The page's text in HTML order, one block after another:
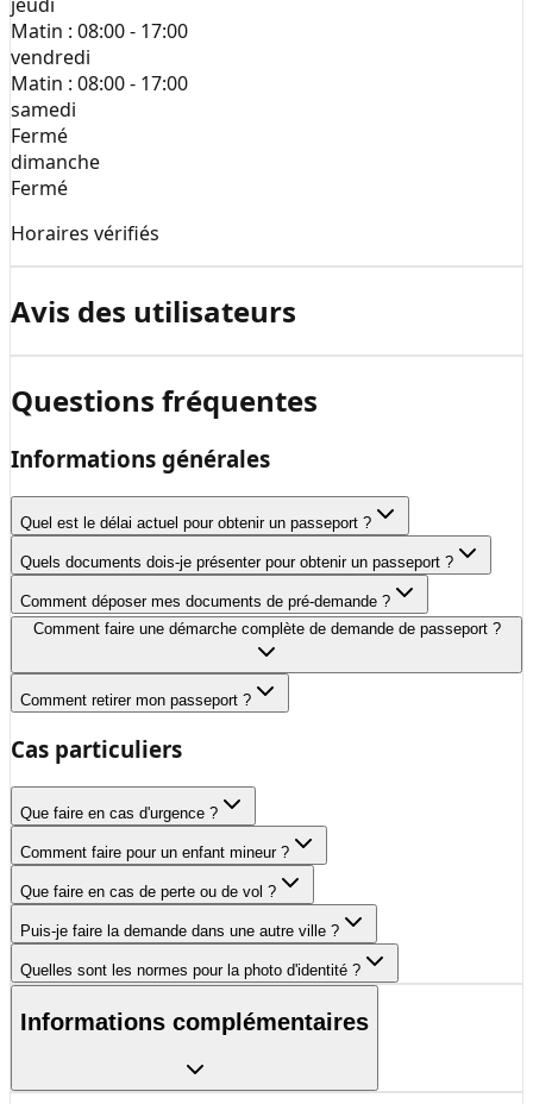
Matin : 08:00 - 17:00
vendredi
Matin : 08:00 - 17:00
samedi
Fermé
dimanche
Fermé
Horaires vérifiés
Avis des utilisateurs
Questions fréquentes
Informations générales
Quel est le délai actuel pour obtenir un passeport ?
Quels documents dois-je présenter pour obtenir un passeport ?
Comment déposer mes documents de pré-demande ?
Comment faire une démarche complète de demande de passeport ?
Comment retirer mon passeport ?
Cas particuliers
Que faire en cas d'urgence ?
Comment faire pour un enfant mineur ?
Que faire en cas de perte ou de vol ?
Puis-je faire la demande dans une autre ville ?
Quelles sont les normes pour la photo d'identité ?
Informations complémentaires